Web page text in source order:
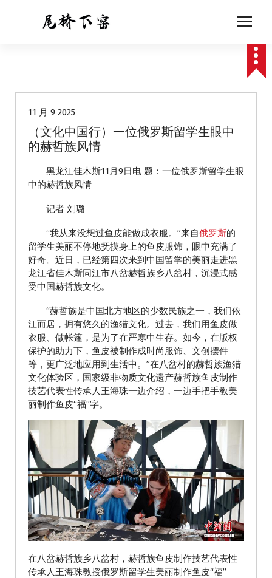
11 月 9 2025
（文化中国行）一位俄罗斯留学生眼中
的赫哲族风情
黑龙江佳木斯11月9日电 题：一位俄罗斯留学生眼
中的赫哲族风情
记者 刘璐
“我从来没想过鱼皮能做成衣服。”来自俄罗斯的
留学生美丽不停地抚摸身上的鱼皮服饰，眼中充满了
好奇。近日，已经第四次来到中国留学的美丽走进黑
龙江省佳木斯同江市八岔赫哲族乡八岔村，沉浸式感
受中国赫哲族文化。
“赫哲族是中国北方地区的少数民族之一，我们依
江而居，拥有悠久的渔猎文化。过去，我们用鱼皮做
衣服、做帐篷，是为了在严寒中生存。如今，在版权
保护的助力下，鱼皮被制作成时尚服饰、文创摆件
等，更广泛地应用到生活中。”在八岔村的赫哲族渔猎
文化体验区，国家级非物质文化遗产赫哲族鱼皮制作
技艺代表性传承人王海珠一边介绍，一边手把手教美
丽制作鱼皮“福”字。
在八岔赫哲族乡八岔村，赫哲族鱼皮制作技艺代表性
传承人王海珠教授俄罗斯留学生美丽制作鱼皮“福”